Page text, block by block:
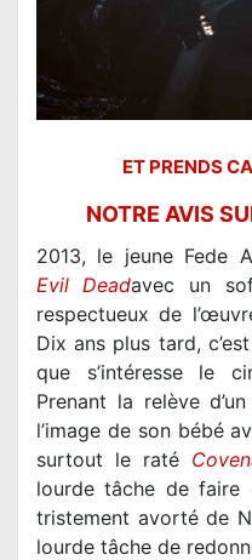
ET PRENDS
NOTRE AVIS
Evil Deadavec un
respectueux de
Dix ans plus tard,
que s’intéresse le
Prenant la relève
l’image de son bébé
surtout le raté
lourde tâche de faire
tristement avorté de
lourde tâche de